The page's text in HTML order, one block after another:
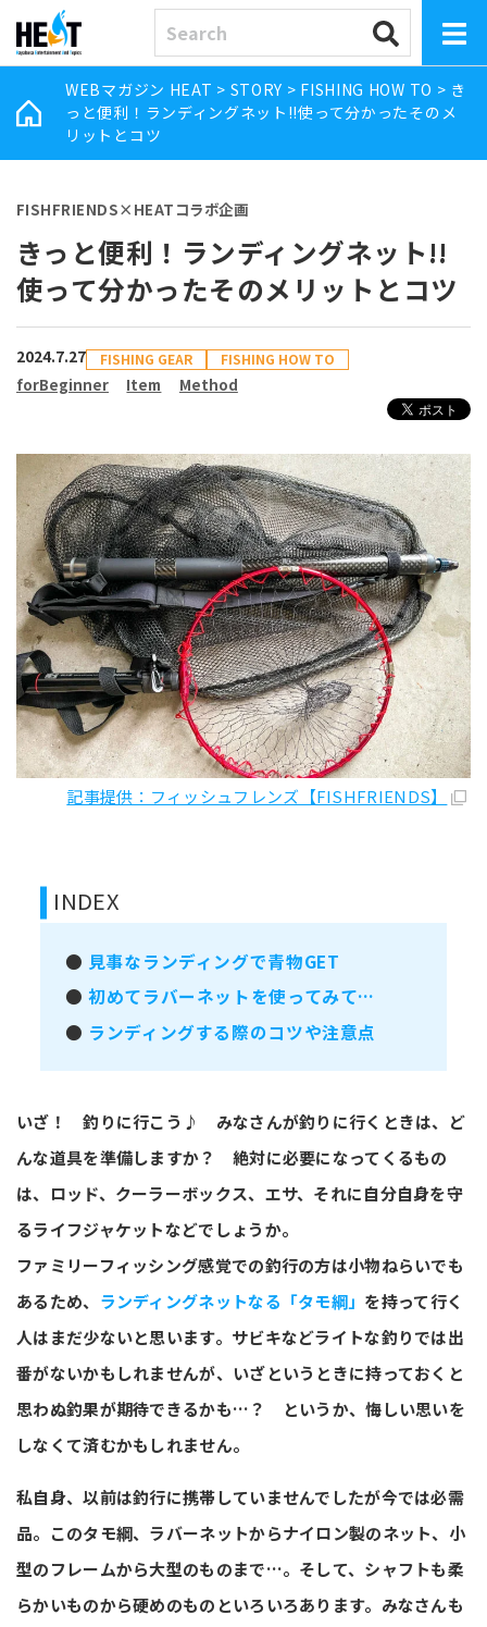
WEBマガジン HEAT > STORY > FISHING HOW TO > き
っと便利！ランディングネット!!使って分かったそのメ
リットとコツ
FISHFRIENDS×HEATコラボ企画
きっと便利！ランディングネット!!
使って分かったそのメリットとコツ
2024.7.27 FISHING GEAR FISHING HOW TO
forBeginner Item Method
記事提供：フィッシュフレンズ【FISHFRIENDS】
INDEX
● 見事なランディングで青物GET
●初めてラバーネットを使ってみて…
● ランディングする際のコツや注意点
いざ！ 釣りに行こう♪ みなさんが釣りに行くときは、ど
んな道具を準備しますか？ 絶対に必要になってくるもの
は、ロッド、クーラーボックス、エサ、それに自分自身を守
るライフジャケットなどでしょうか。
ファミリーフィッシング感覚での釣行の方は小物ねらいでも
あるため、 ランディングネットなる「タモ綱」 を持って行く
人はまだ少ないと思います。サビキなどライトな釣りでは出
番がないかもしれませんが、いざというときに持っておくと
思わぬ釣果が期待できるかも…？ というか、悔しい思いを
しなくて済むかもしれません。
私自身、以前は釣行に携帯していませんでしたが今では必需
品。このタモ綱、ラバーネットからナイロン製のネット、小
型のフレームから大型のものまで…。そして、シャフトも柔
らかいものから硬めのものといろいろあります。みなさんも